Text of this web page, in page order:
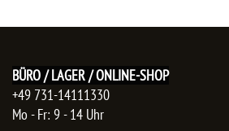
BÜRO / LAGER / ONLINE-SHOP
+49 731-14111330
Mo - Fr: 9 - 14 Uhr